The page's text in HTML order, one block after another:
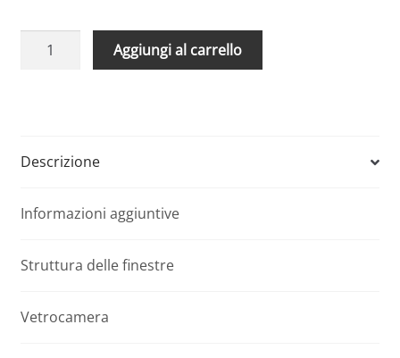
Finestra
V
P2
94
140
quantità
Aggiungi al carrello
Descrizione
Informazioni aggiuntive
Struttura delle finestre
Vetrocamera